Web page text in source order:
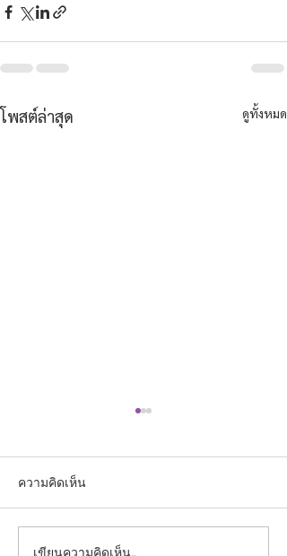
โพสต์ล่าสุด ดูทั้งหมด
ความคิดเห็น
เขียนความคิดเห็น…